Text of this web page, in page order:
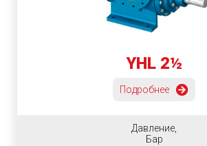
YHL 2½
Подробнее
Давление,
Бар